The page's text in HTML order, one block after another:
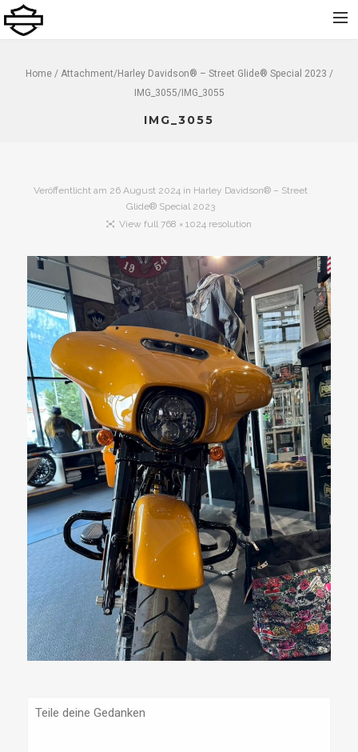
Kontakt
Dolomiti Chapter
Finance
Home/ Attachment/Harley Davidson® – Street Glide® Special 2023 /
IMG_3055/IMG_3055
IMG_3055
Veröffentlicht am 26 August 2024 in Harley Davidson® – Street
Glide® Special 2023
View full 768 × 1024 resolution